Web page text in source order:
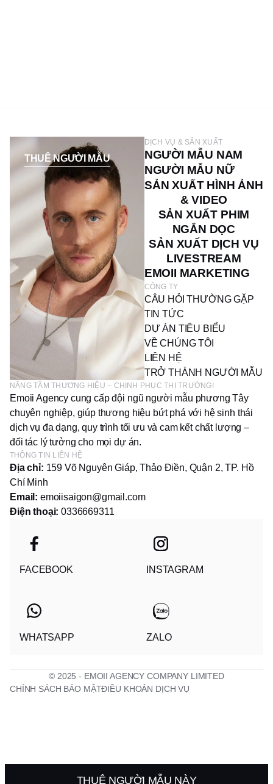
THUÊ NGƯỜI MẪU NÀY
THUÊ NGƯỜI MẪU
DỊCH VỤ & SẢN XUẤT
NGƯỜI MẪU NAM
NGƯỜI MẪU NỮ
SẢN XUẤT HÌNH ẢNH
& VIDEO
SẢN XUẤT PHIM
NGẮN DỌC
SẢN XUẤT DỊCH VỤ
LIVESTREAM
EMOII MARKETING
CÔNG TY
CÂU HỎI THƯỜNG GẶP
TIN TỨC
DỰ ÁN TIÊU BIỂU
VỀ CHÚNG TÔI
LIÊN HỆ
TRỞ THÀNH NGƯỜI MẪU
NÂNG TẦM THƯƠNG HIỆU – CHINH PHỤC THỊ TRƯỜNG!
Emoii Agency cung cấp đội ngũ người mẫu phương Tây
chuyên nghiệp, giúp thương hiệu bứt phá với hệ sinh thái
dịch vụ đa dạng, quy trình tối ưu và cam kết chất lượng –
đối tác lý tưởng cho mọi dự án.
THÔNG TIN LIÊN HỆ
Địa chỉ: 159 Võ Nguyên Giáp, Thảo Điền, Quận 2, TP. Hồ
Chí Minh
Email: emoiisaigon@gmail.com
Điện thoại: 0336669311
FACEBOOK INSTAGRAM
WHATSAPP ZALO
© 2025 - EMOII AGENCY COMPANY LIMITED
CHÍNH SÁCH BẢO MẬTĐIỀU KHOẢN DỊCH VỤ